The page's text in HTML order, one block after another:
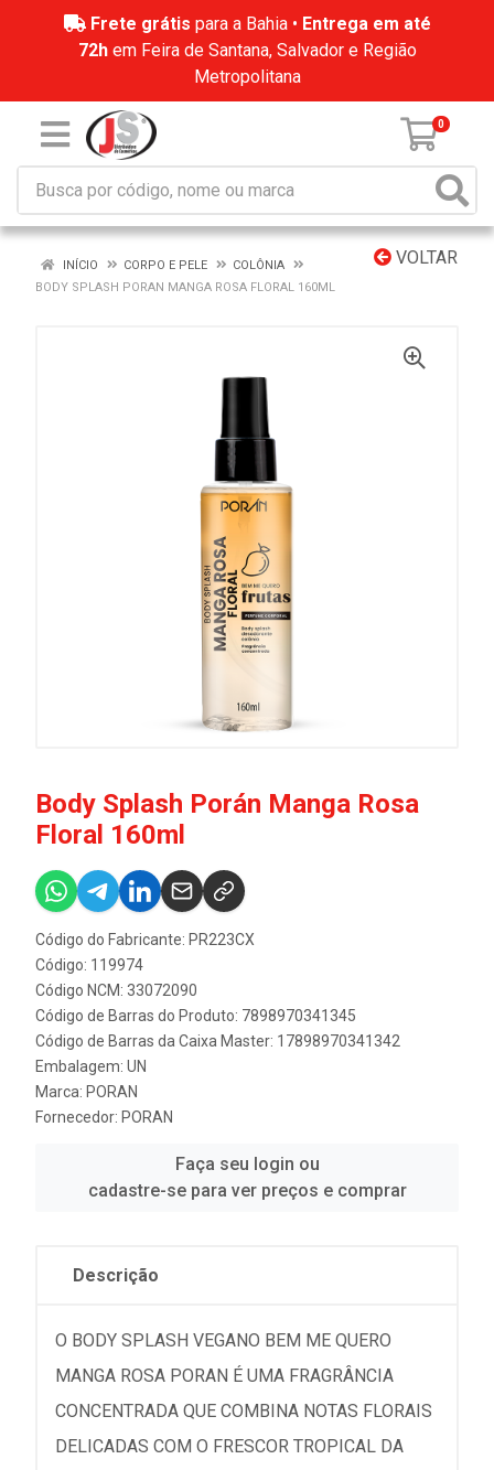
Frete grátis para a Bahia • Entrega em até
72hem Feira de Santana, Salvador e Região
Metropolitana
0
VOLTAR
INÍCIO CORPO E PELE
COLÔNIA
BODY SPLASH PORAN MANGA ROSA FLORAL 160ML
Body Splash Porán Manga Rosa
Floral 160ml
Código do Fabricante: PR223CX
Código: 119974
Código NCM: 33072090
Código de Barras do Produto: 7898970341345
Código de Barras da Caixa Master: 17898970341342
Embalagem: UN
Marca: PORAN
Fornecedor: PORAN
Faça seu login ou
cadastre-se para ver preços e comprar
Descrição
O BODY SPLASH VEGANO BEM ME QUERO
MANGA ROSA PORAN É UMA FRAGRÂNCIA
CONCENTRADA QUE COMBINA NOTAS FLORAIS
DELICADAS COM O FRESCOR TROPICAL DA